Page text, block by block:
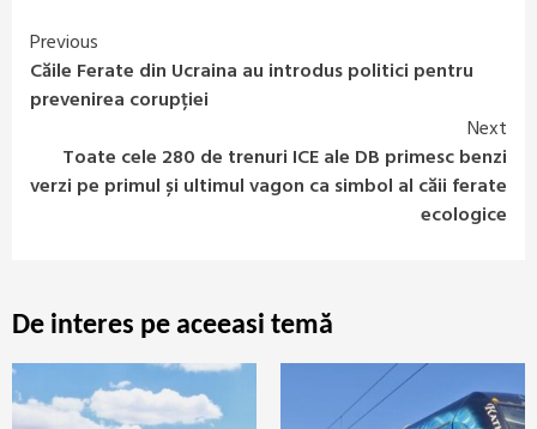
Continue
Reading
Previous
Căile Ferate din Ucraina au introdus politici pentru
prevenirea corupției
Next
Toate cele 280 de trenuri ICE ale DB primesc benzi
verzi pe primul și ultimul vagon ca simbol al căii ferate
ecologice
De interes pe aceeasi temă